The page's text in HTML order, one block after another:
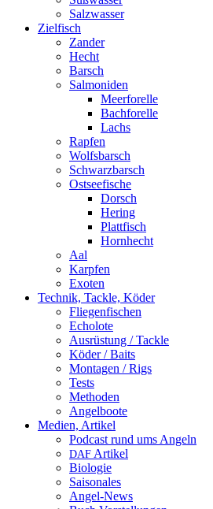
Salzwasser
Zielfisch
Zander
Hecht
Barsch
Salmoniden
Meerforelle
Bachforelle
Lachs
Rapfen
Wolfsbarsch
Schwarzbarsch
Ostseefische
Dorsch
Hering
Plattfisch
Hornhecht
Aal
Karpfen
Exoten
Technik, Tackle, Köder
Fliegenfischen
Echolote
Ausrüstung / Tackle
Köder / Baits
Montagen / Rigs
Tests
Methoden
Angelboote
Medien, Artikel
Podcast rund ums Angeln
DAF Artikel
Biologie
Saisonales
Angel-News